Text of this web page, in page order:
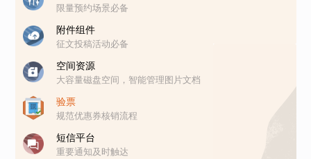
限量预约场景必备
附件组件
征文投稿活动必备
空间资源
大容量磁盘空间，智能管理图片文档
验票
规范优惠券核销流程
短信平台
重要通知及时触达